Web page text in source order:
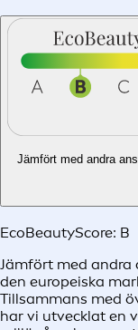
Jämfört med andra
EcoBeautyScore: B
Jämfört med andra
den europeiska
Tillsammans med
har vi utvecklat en